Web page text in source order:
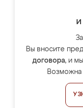
Вы вносите
договора, и
Возможна